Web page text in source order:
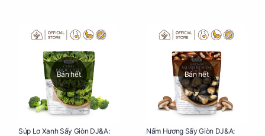
Bán hết
Súp Lơ Xanh Sấy Giòn DJ&A:
Bán hết
Nấm Hương Sấy Giòn DJ&A: